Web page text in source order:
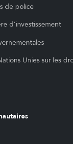
de police
d’investissement
Unies sur les